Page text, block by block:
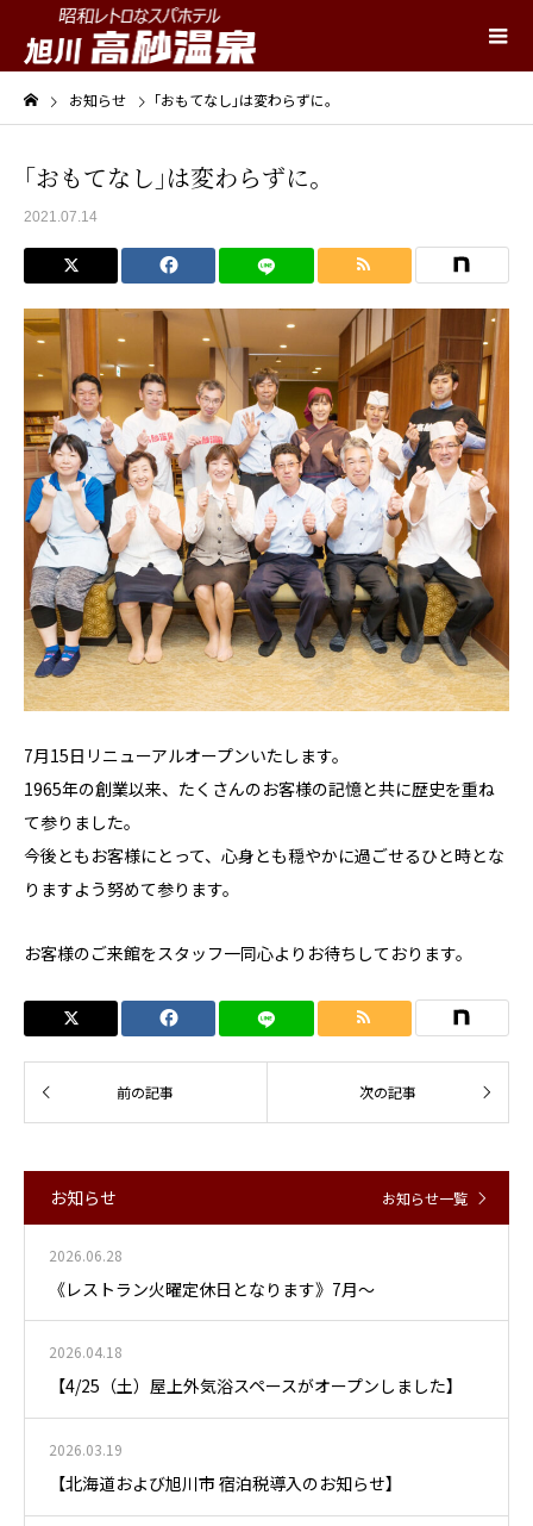
お知らせ ｢おもてなし｣は変わらずに。
｢おもてなし｣は変わらずに。
2021.07.14
7月15日リニューアルオープンいたします。
1965年の創業以来、たくさんのお客様の記憶と共に歴史を重ね
て参りました。
今後ともお客様にとって、心身とも穏やかに過ごせるひと時とな
りますよう努めて参ります。
お客様のご来館をスタッフ一同心よりお待ちしております。
お知らせ お知らせ一覧
2026.06.28
《レストラン火曜定休日となります》7月～
2026.04.18
【4/25（土）屋上外気浴スペースがオープンしました】
2026.03.19
【北海道および旭川市 宿泊税導入のお知らせ】